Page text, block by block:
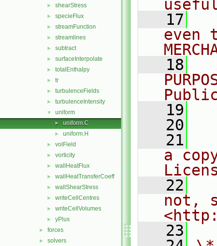
► shearStress
► specieFlux
► streamFunction
► streamlines
► subtract
► surfaceInterpolate
► totalEnthalpy
► tr
► turbulenceFields
► turbulenceIntensity
▼ uniform
► uniform.C
► uniform.H
► volField
► vorticity
► wallHeatFlux
► wallHeatTransferCoeff
► wallShearStress
► writeCellCentres
► writeCellVolumes
► yPlus
► forces
► solvers
   17
even
   18
   19
   20
   21
a
   22
not,
   23